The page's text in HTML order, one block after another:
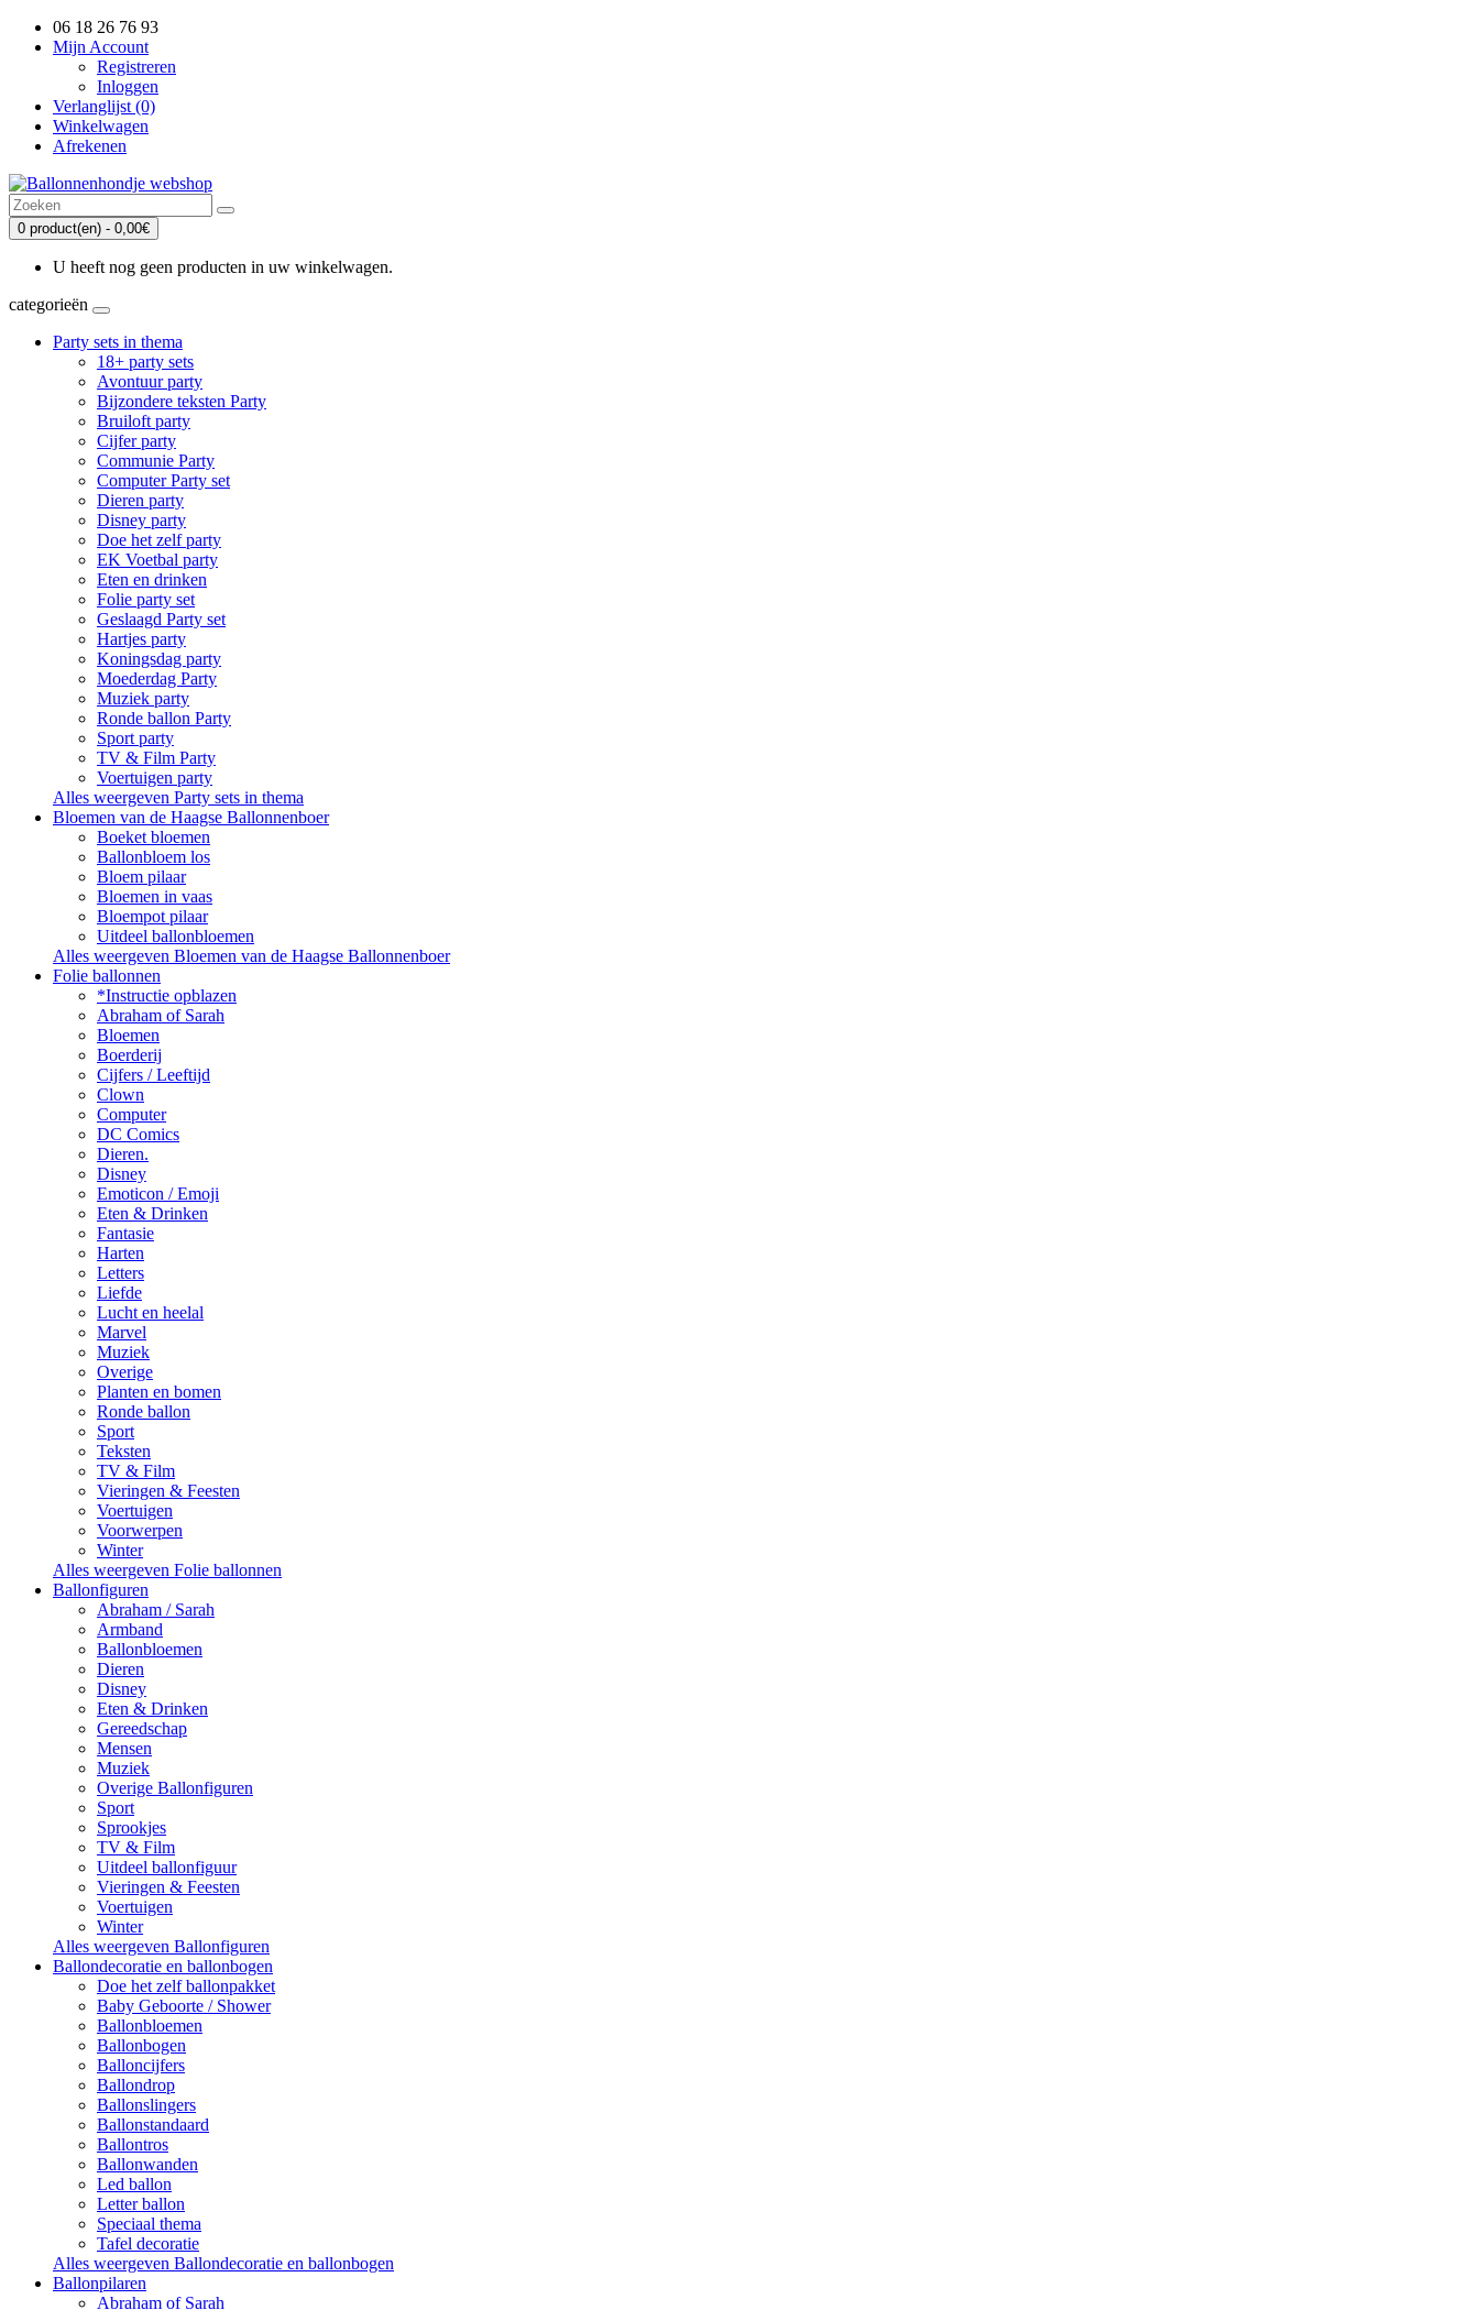
06 18 26 76 93
Mijn Account
Registreren
Inloggen
Verlanglijst (0)
Winkelwagen
Afrekenen
0 product(en) - 0,00€
U heeft nog geen producten in uw winkelwagen.
categorieën
Party sets in thema
18+ party sets
Avontuur party
Bijzondere teksten Party
Bruiloft party
Cijfer party
Communie Party
Computer Party set
Dieren party
Disney party
Doe het zelf party
EK Voetbal party
Eten en drinken
Folie party set
Geslaagd Party set
Hartjes party
Koningsdag party
Moederdag Party
Muziek party
Ronde ballon Party
Sport party
TV & Film Party
Voertuigen party
Alles weergeven Party sets in thema
Bloemen van de Haagse Ballonnenboer
Boeket bloemen
Ballonbloem los
Bloem pilaar
Bloemen in vaas
Bloempot pilaar
Uitdeel ballonbloemen
Alles weergeven Bloemen van de Haagse Ballonnenboer
Folie ballonnen
*Instructie opblazen
Abraham of Sarah
Bloemen
Boerderij
Cijfers / Leeftijd
Clown
Computer
DC Comics
Dieren.
Disney
Emoticon / Emoji
Eten & Drinken
Fantasie
Harten
Letters
Liefde
Lucht en heelal
Marvel
Muziek
Overige
Planten en bomen
Ronde ballon
Sport
Teksten
TV & Film
Vieringen & Feesten
Voertuigen
Voorwerpen
Winter
Alles weergeven Folie ballonnen
Ballonfiguren
Abraham / Sarah
Armband
Ballonbloemen
Dieren
Disney
Eten & Drinken
Gereedschap
Mensen
Muziek
Overige Ballonfiguren
Sport
Sprookjes
TV & Film
Uitdeel ballonfiguur
Vieringen & Feesten
Voertuigen
Winter
Alles weergeven Ballonfiguren
Ballondecoratie en ballonbogen
Doe het zelf ballonpakket
Baby Geboorte / Shower
Ballonbloemen
Ballonbogen
Balloncijfers
Ballondrop
Ballonslingers
Ballonstandaard
Ballontros
Ballonwanden
Led ballon
Letter ballon
Speciaal thema
Tafel decoratie
Alles weergeven Ballondecoratie en ballonbogen
Ballonpilaren
Abraham of Sarah